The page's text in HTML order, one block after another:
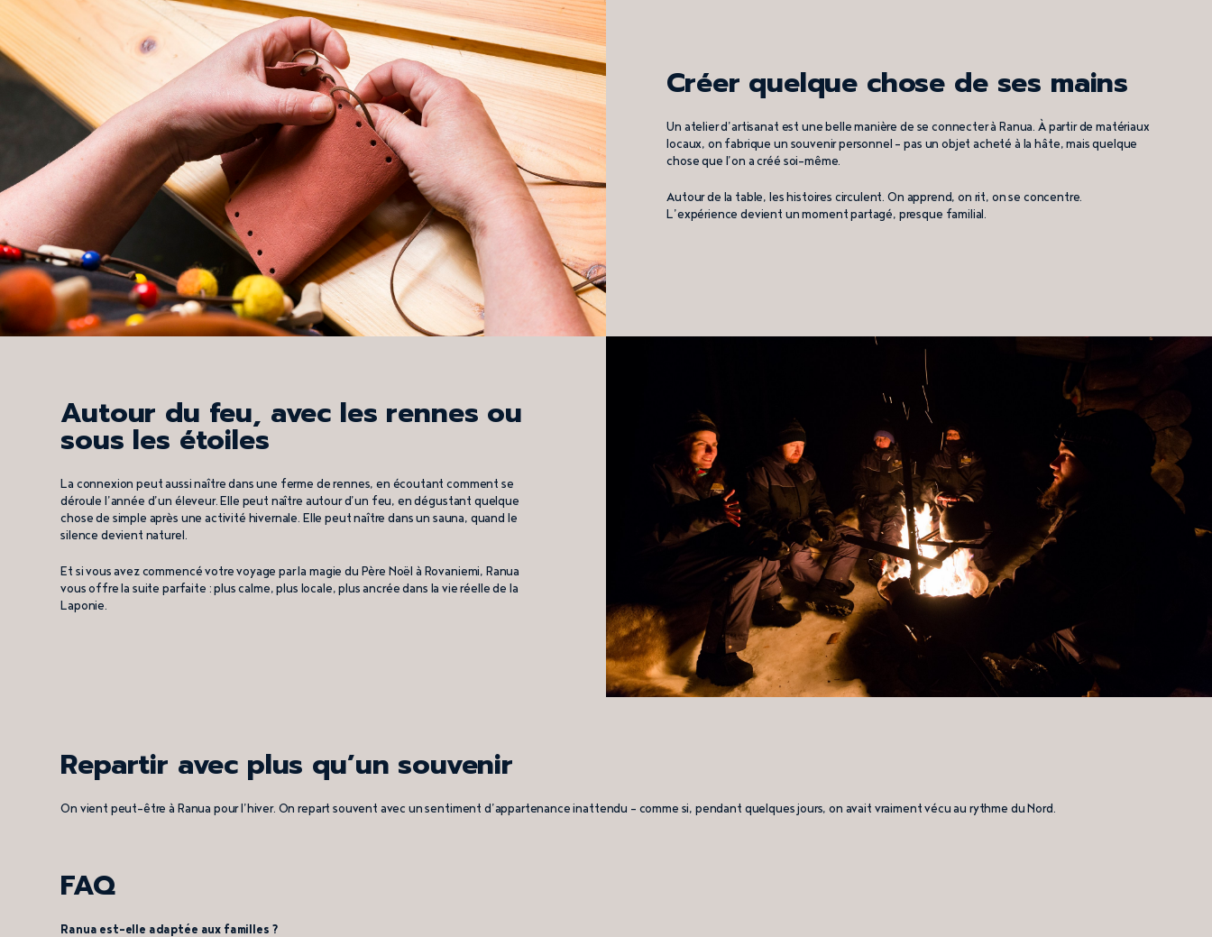
Créer quelque chose de ses mains
Un atelier d’artisanat est une belle manière de se connecter à Ranua. À partir de matériaux
locaux, on fabrique un souvenir personnel — pas un objet acheté à la hâte, mais quelque
chose que l’on a créé soi-même.
Autour de la table, les histoires circulent. On apprend, on rit, on se concentre.
L’expérience devient un moment partagé, presque familial.
Autour du feu, avec les rennes ou
sous les étoiles
La connexion peut aussi naître dans une ferme de rennes, en écoutant comment se
déroule l’année d’un éleveur. Elle peut naître autour d’un feu, en dégustant quelque
chose de simple après une activité hivernale. Elle peut naître dans un sauna, quand le
silence devient naturel.
Et si vous avez commencé votre voyage par la magie du Père Noël à Rovaniemi, Ranua
vous offre la suite parfaite : plus calme, plus locale, plus ancrée dans la vie réelle de la
Laponie.
Repartir avec plus qu’un souvenir
On vient peut-être à Ranua pour l’hiver. On repart souvent avec un sentiment d’appartenance inattendu — comme si, pendant quelques jours, on avait vraiment vécu au rythme du Nord.
FAQ
Ranua est-elle adaptée aux familles ?